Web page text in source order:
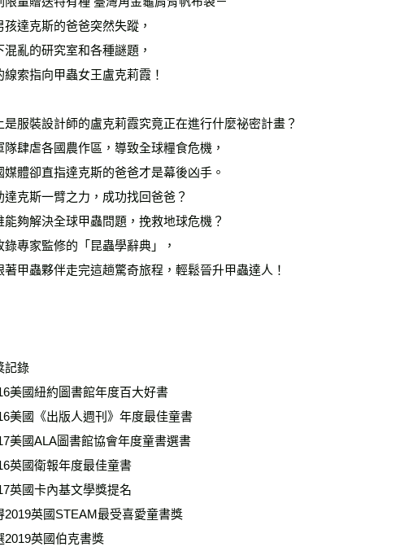
孩達克斯的爸爸突然失蹤，
混亂的研究室和各種謎題，
線索指向甲蟲女王盧克莉霞！
是服裝設計師的盧克莉霞究竟正在進行什麼祕密計畫？
隊肆虐各國農作區，導致全球糧食危機，
媒體卻直指達克斯的爸爸才是幕後凶手。
達克斯一臂之力，成功找回爸爸？
能夠解決全球甲蟲問題，挽救地球危機？
錄專家監修的「昆蟲學辭典」，
著甲蟲夥伴走完這趟驚奇旅程，輕鬆晉升甲蟲達人！
錄
美國紐約圖書館年度百大好書
美國《出版人週刊》年度最佳童書
美國ALA圖書館協會年度童書選書
英國衛報年度最佳童書
英國卡內基文學獎提名
英國STEAM最受喜愛童書獎
英國伯克書獎